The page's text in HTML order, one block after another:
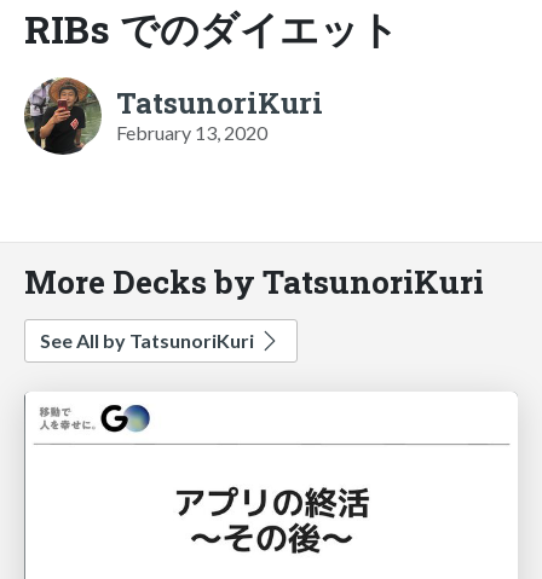
RIBs でのダイエット
TatsunoriKuri
February 13, 2020
More Decks by TatsunoriKuri
See All by TatsunoriKuri